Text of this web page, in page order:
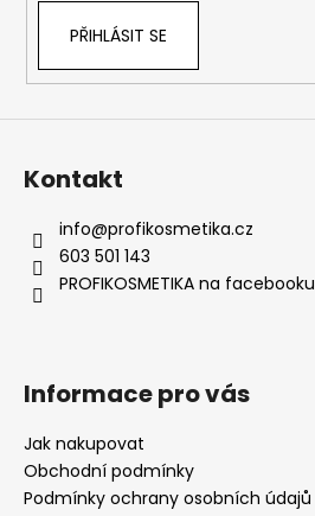
PŘIHLÁSIT SE
Kontakt
info@profikosmetika.cz
603 501 143
PROFIKOSMETIKA na facebooku
Informace pro vás
Jak nakupovat
Obchodní podmínky
Podmínky ochrany osobních údajů